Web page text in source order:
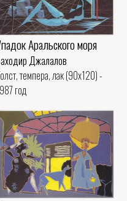
Аральского моря
Джалалов
темпера, лак (90x120) -
год